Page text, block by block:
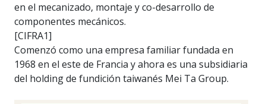
en el mecanizado, montaje y co-desarrollo de
componentes mecánicos.
[CIFRA1]
Comenzó como una empresa familiar fundada en
1968 en el este de Francia y ahora es una subsidiaria
del holding de fundición taiwanés Mei Ta Group.